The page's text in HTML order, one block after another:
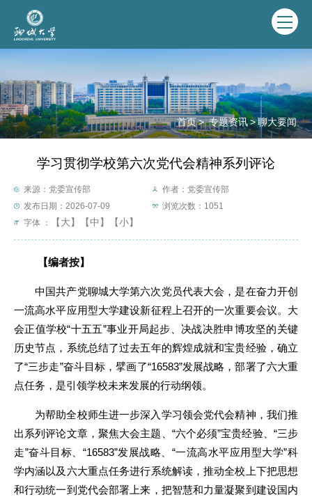
首页 > 专题资讯>聊大要闻
学习贯彻学校第六次党代会精神系列评论
来源：党委宣传部
作者：党委宣传部
发布日期：2026-07-09
浏览次数： 1051
字体 ：
【大】 【中】 【小】
【编者按】
中国共产党聊城大学第六次党员代表大会，是在奋力开创
一流高水平应用型大学建设新征程上召开的一次重要会议。大
会正值学校“十五五”事业开局起步、决战决胜申博攻坚的关键
历史节点，系统总结了过去五年的辉煌成就和宝贵经验，确立
了“三步走”奋斗目标，擘画了“16583”发展战略，部署了六大重
点任务，是引领学校未来发展的行动纲领。
为帮助全校师生进一步深入学习领会党代会精神，我们推
出系列评论文章，聚焦大会主题、“六个必须”宝贵经验、“三步
走”奋斗目标、“16583”发展战略、“一流高水平应用型大学”科
学内涵以及六大重点任务进行系统解读，推动全校上下把思想
和行动统一到党代会部署上来，把智慧和力量凝聚到建设国内